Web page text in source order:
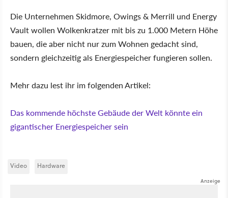
Die Unternehmen Skidmore, Owings & Merrill und Energy
Vault wollen Wolkenkratzer mit bis zu 1.000 Metern Höhe
bauen, die aber nicht nur zum Wohnen gedacht sind,
sondern gleichzeitig als Energiespeicher fungieren sollen.
Mehr dazu lest ihr im folgenden Artikel:
Das kommende höchste Gebäude der Welt könnte ein
gigantischer Energiespeicher sein
Video Hardware